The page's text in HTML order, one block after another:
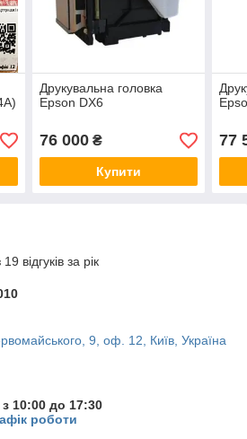
Друкувальна головка
Epson DX6
76 000₴
Купити
77
відгуків за рік
9, оф. 12, Київ, Україна
10:00 до 17:30
роботи